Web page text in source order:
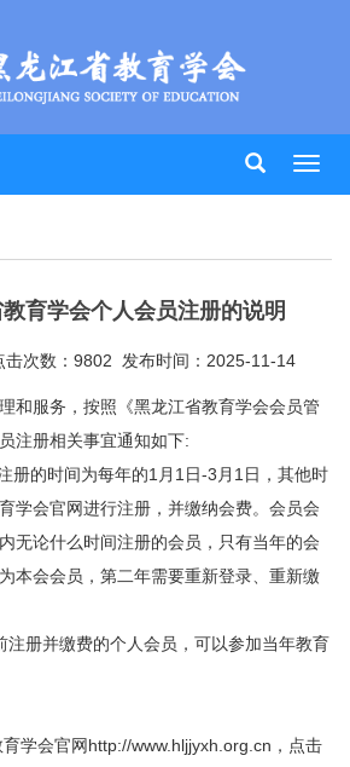
育学会个人会员注册的说明
击次数：9802 发布时间：2025-11-14
和服务，按照《黑龙江省教育学会会员管
注册相关事宜通知如下:
的时间为每年的1月1日-3月1日，其他时
学会官网进行注册，并缴纳会费。会员会
无论什么时间注册的会员，只有当年的会
本会会员，第二年需要重新登录、重新缴
册并缴费的个人会员，可以参加当年教育
会官网http://www.hljjyxh.org.cn，点击